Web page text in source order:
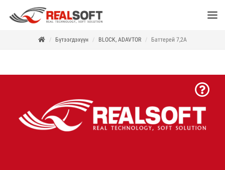
Бүтээгдэхүүн BLOCK, ADAVTOR Баттерей 7,2А